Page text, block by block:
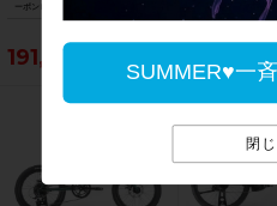
SUMMER♥一
閉
ーボンロードバイク Lサイズ ラヴァレ
191,400円
タム 2021年 カーボ
サイズ カーボンカラ